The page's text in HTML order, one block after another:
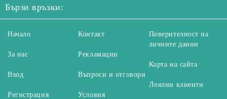
Бързи връзки:
Начало
За нас
Вход
Регистрация
Контакт
Рекламации
Въпроси и отговори
Условия
Поверителност на
личните данни
Карта на сайта
Лоялни клиенти